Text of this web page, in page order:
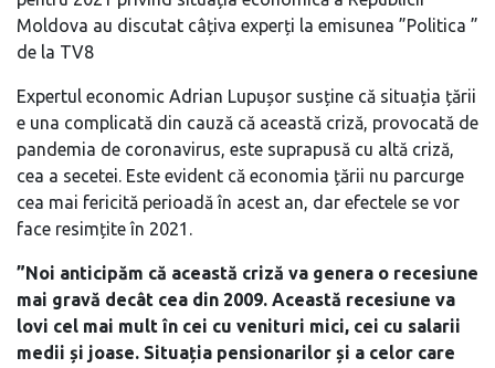
Moldova au discutat câțiva experți la emisunea ”Politica ”
de la TV8
Expertul economic Adrian Lupușor susține că situația țării
e una complicată din cauză că această criză, provocată de
pandemia de coronavirus, este suprapusă cu altă criză,
cea a secetei. Este evident că economia țării nu parcurge
cea mai fericită perioadă în acest an, dar efectele se vor
face resimțite în 2021.
”Noi anticipăm că această criză va genera o recesiune
mai gravă decât cea din 2009. Această recesiune va
lovi cel mai mult în cei cu venituri mici, cei cu salarii
medii și joase. Situația pensionarilor și a celor care